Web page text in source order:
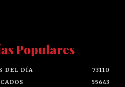
Populares
DEL DÍA
73110
55643